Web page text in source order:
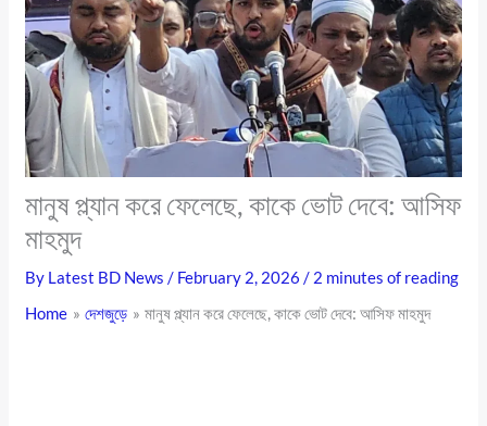
মানুষ প্ল্যান করে ফেলেছে, কাকে ভোট দেবে: আসিফ
মাহমুদ
By Latest BD News/ February 2, 2026/ 2 minutes of reading
Home
দেশজুড়ে মানুষ প্ল্যান করে ফেলেছে, কাকে ভোট দেবে: আসিফ মাহমুদ